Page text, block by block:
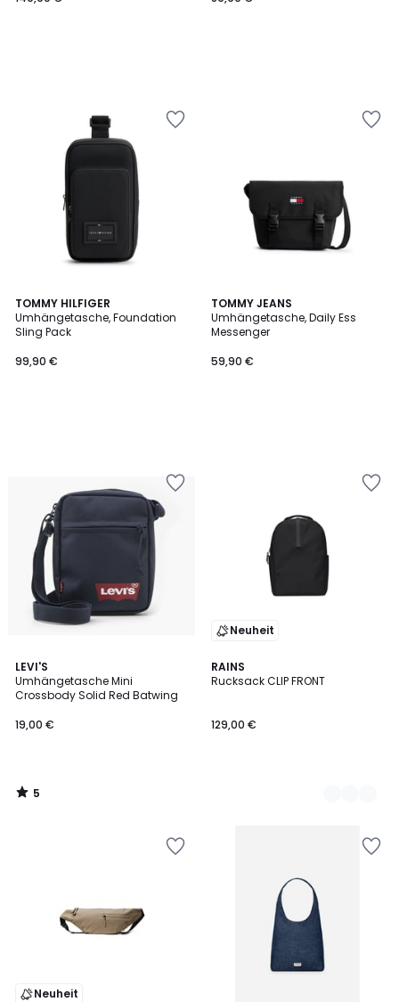
TOMMY HILFIGER
Umhängetasche, Foundation
Sling Pack
99,90 €
TOMMY JEANS
Umhängetasche, Daily Ess
Messenger
59,90 €
LEVI'S
Umhängetasche Mini
Crossbody Solid Red Batwing
19,00 €
5
/
5
5
/
Neuheit
RAINS
Rucksack CLIP FRONT
129,00 €
2
Farben
Neuheit